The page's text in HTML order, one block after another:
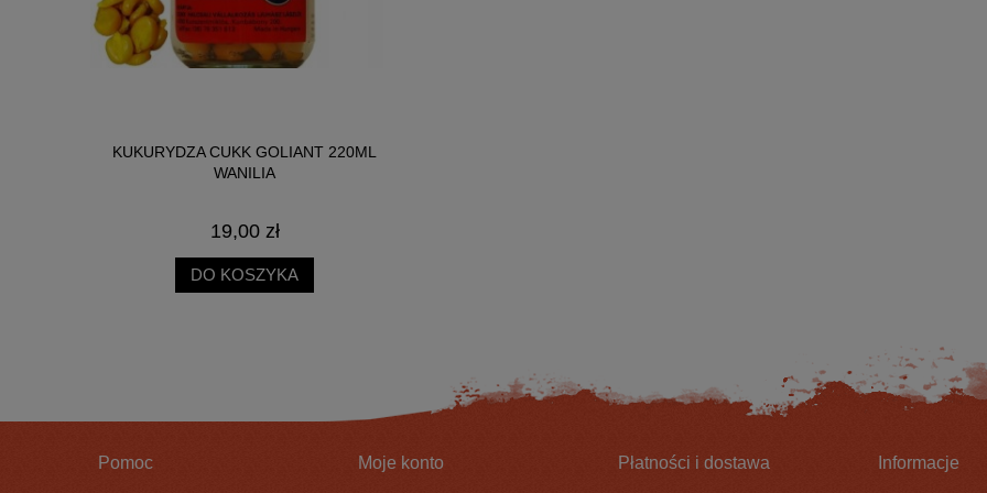
KUKURYDZA CUKK GOLIANT 220ML
WANILIA
19,00 zł
DO KOSZYKA
Pomoc Moje konto Płatności i dostawa Informacje